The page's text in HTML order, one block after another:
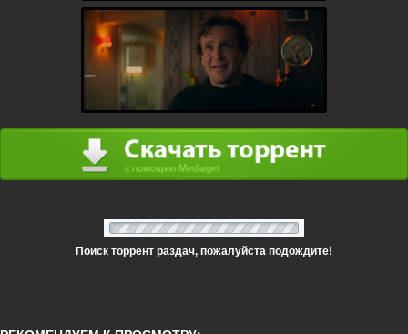
Поиск торрент раздач, пожалуйста подождите!